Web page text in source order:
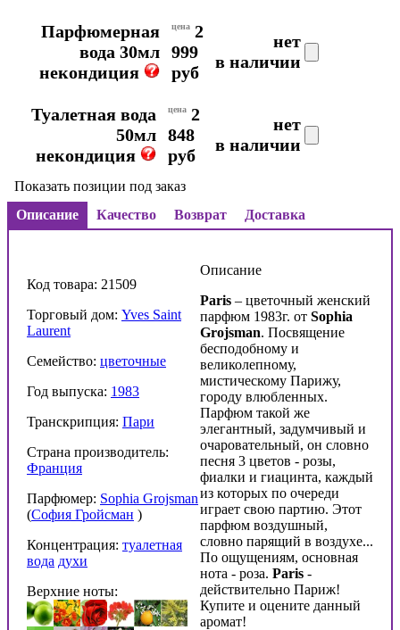
Парфюмерная
вода 30мл
некондиция
цена 2
999
руб
нет
в наличии
Туалетная вода
50мл
некондиция
цена 2
848
руб
нет
в наличии
Показать позиции под заказ
Описание
Качество Возврат Доставка
Код товара: 21509
Торговый дом: Yves Saint
Laurent
Семейство: цветочные
Год выпуска: 1983
Транскрипция: Пари
Страна производитель:
Франция
Парфюмер: Sophia Grojsman
(София Гройсман )
Концентрация: туалетная
вода духи
Верхние ноты:
Описание
Paris – цветочный женский
парфюм 1983г. от Sophia
Grojsman. Посвящение
бесподобному и
великолепному,
мистическому Парижу,
городу влюбленных.
Парфюм такой же
элегантный, задумчивый и
очаровательный, он словно
песня 3 цветов - розы,
фиалки и гиацинта, каждый
из которых по очереди
играет свою партию. Этот
парфюм воздушный,
словно парящий в воздухе...
По ощущениям, основная
нота - роза. Paris -
действительно Париж!
Купите и оцените данный
аромат!